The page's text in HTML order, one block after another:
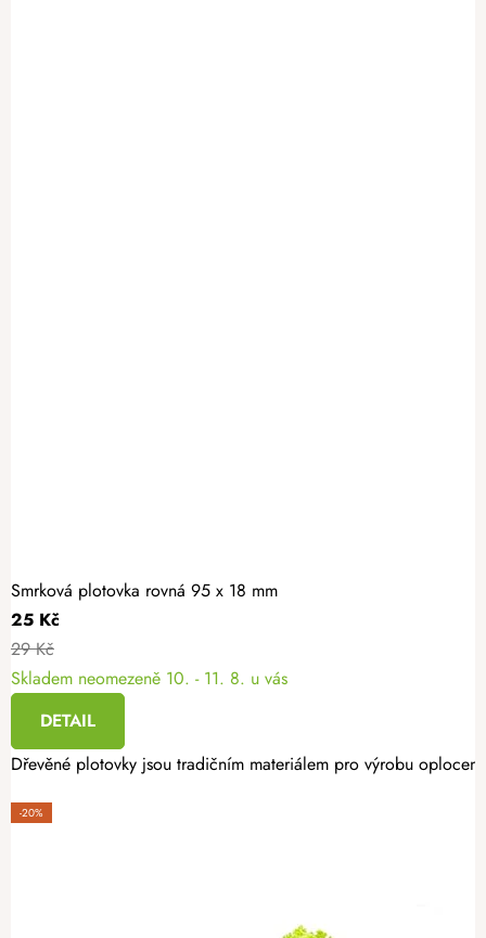
Smrková plotovka rovná 95 x 18 mm
25 Kč
29 Kč
Skladem neomezeně 10. - 11. 8. u vás
DETAIL
Dřevěné plotovky jsou tradičním materiálem pro výrobu
-20%